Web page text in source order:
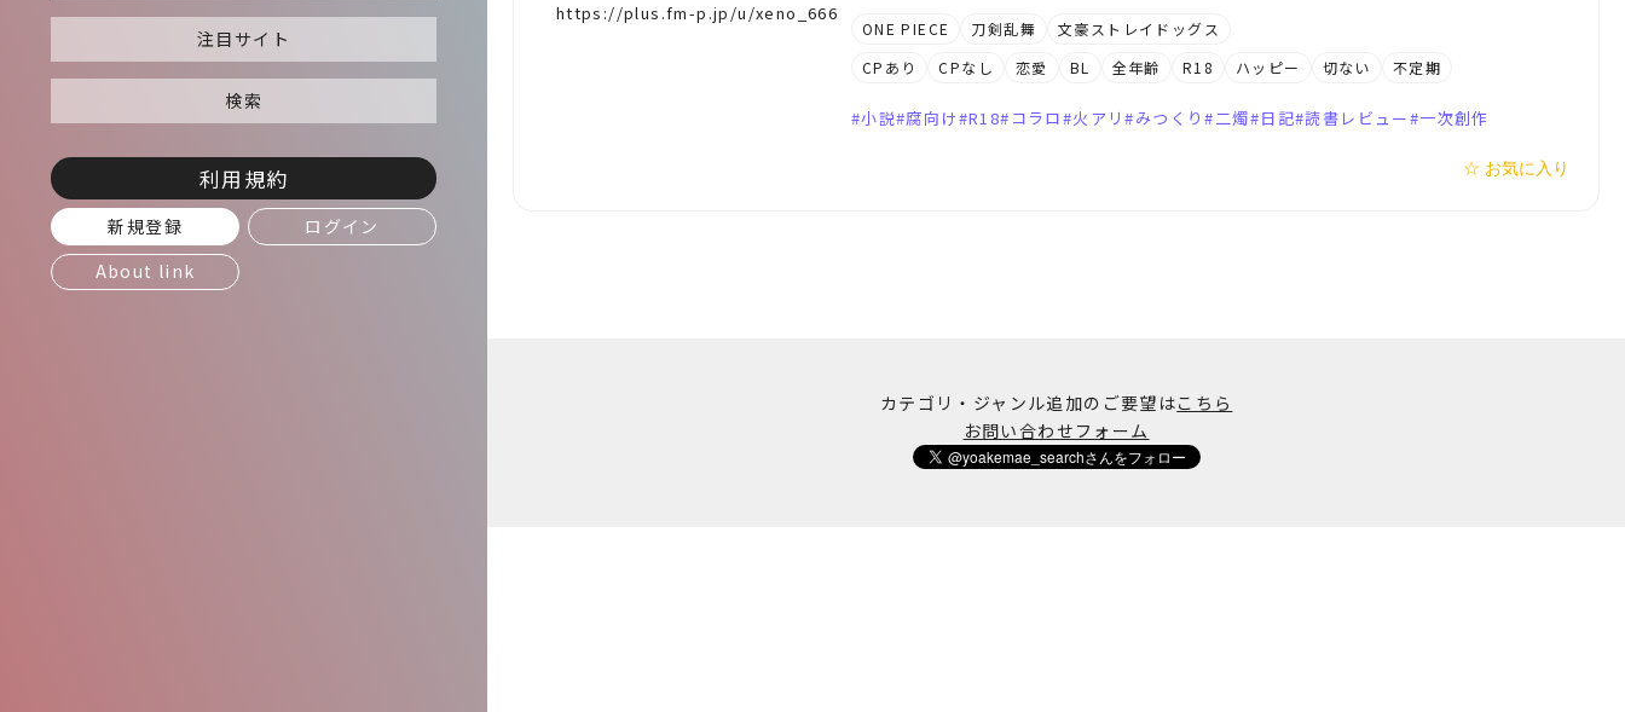
注目サイト
検索
利用規約
新規登録
ログイン
About link
https://plus.fm-p.jp/u/xeno_666
ONE PIECE 刀剣乱舞
文豪ストレイドッグス
CPあり
CPなし 恋愛 BL 全年齢 R18 ハッピー 切ない 不定期
小説 腐向け R18 コラロ 火アリ みつくり 二燭 日記 読書レビュー 一次創作
☆ お気に入り
カテゴリ・ジャンル追加のご要望はこちら
お問い合わせフォーム